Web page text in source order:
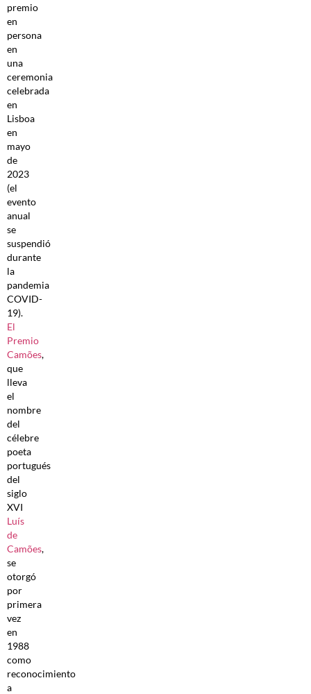
premio
en
persona
en
una
ceremonia
celebrada
en
Lisboa
en
mayo
de
2023
(el
evento
anual
se
suspendió
durante
la
pandemia
COVID-
19).
El
Premio
Camões,
que
lleva
el
nombre
del
célebre
poeta
portugués
del
siglo
XVI
Luís
de
Camões,
se
otorgó
por
primera
vez
en
1988
como
reconocimiento
a